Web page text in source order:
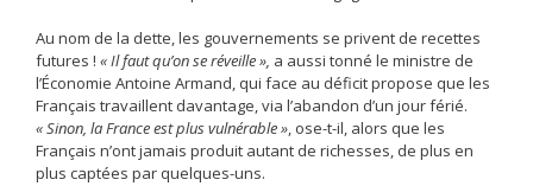
Au nom de la dette, les gouvernements se privent de recettes
futures ! « Il faut qu’on se réveille », a aussi tonné le ministre de
l’Économie Antoine Armand, qui face au déficit propose que les
Français travaillent davantage, via l’abandon d’un jour férié.
« Sinon, la France est plus vulnérable », ose-t-il, alors que les
Français n’ont jamais produit autant de richesses, de plus en
plus captées par quelques-uns.